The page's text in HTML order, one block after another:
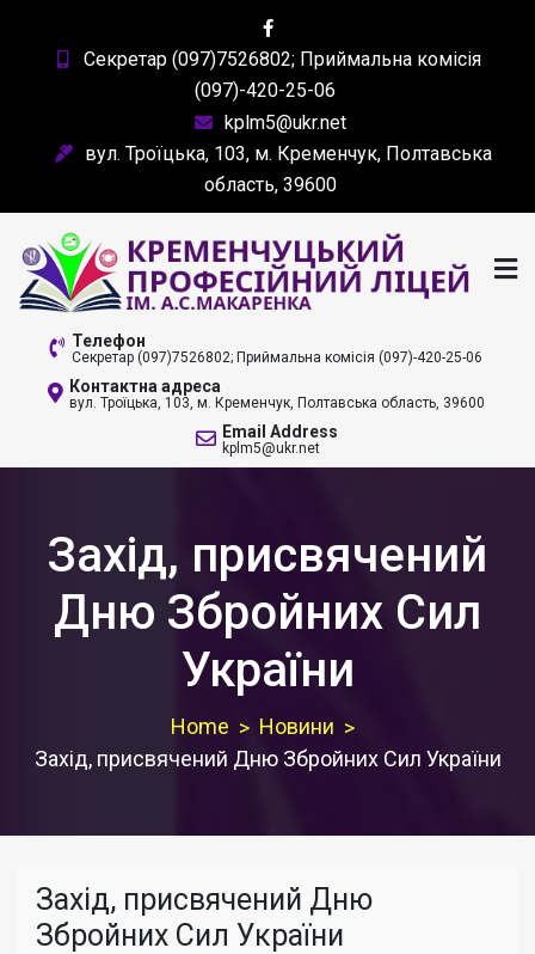
content
Секретар (097)7526802; Приймальна комісія
(097)-420-25-06
kplm5@ukr.net
вул. Троїцька, 103, м. Кременчук, Полтавська
область, 39600
КРЕМЕНЧУЦЬКИЙ
ПРОФЕСІЙНИЙ ЛІЦЕЙ
ІМ. А. С. МАКАРЕНКА
Телефон
Секретар (097)7526802; Приймальна комісія (097)-420-25-06
Контактна адреса
вул. Троїцька, 103, м. Кременчук, Полтавська область, 39600
Email Address
kplm5@ukr.net
Захід, присвячений
Дню Збройних Сил
України
Home
Новини
Захід, присвячений Дню Збройних Сил України
Захід, присвячений Дню
Збройних Сил України